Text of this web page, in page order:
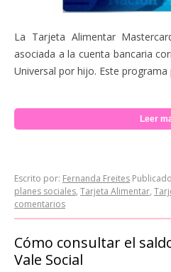
La Tarjeta Alimentar
asociada a la cuenta bancaria
Universal por hijo. Este programa
Leer
Escrito por: Fernanda Freites
planes sociales, Tarjeta Alimentar,
comentarios
Cómo consultar el
Vale Social